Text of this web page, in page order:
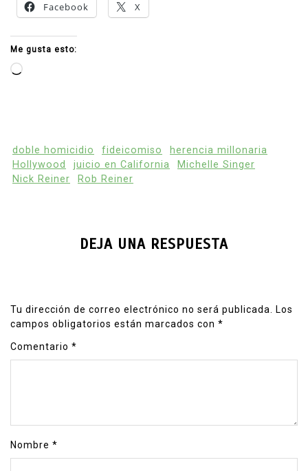
Facebook X
Me gusta esto:
Cargando...
doble homicidio fideicomiso
herencia millonaria
Hollywood
juicio en California
Michelle Singer
Nick Reiner
Rob Reiner
DEJA UNA RESPUESTA
Tu dirección de correo electrónico no será publicada.
Los
campos obligatorios están marcados con *
Comentario *
Nombre *